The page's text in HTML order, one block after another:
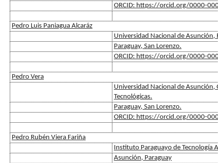
ORCID: https://orcid.org/0000-
Pedro Luis Paniagua Alcaráz
Universidad Nacional de Asunción,
Paraguay, San Lorenzo.
ORCID: https://orcid.org/0000-
Pedro Vera
Universidad Nacional de
Tecnológicas.
Paraguay, San Lorenzo.
ORCID: https://orcid.org/0000-
Pedro Rubén Viera Fariña
Instituto Paraguayo de Tecnología
Asunción, Paraguay